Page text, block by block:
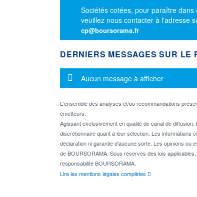
Sociétés cotées, pour paraître dans
veuillez nous contacter à l'adresse
cp@boursorama.fr
DERNIERS MESSAGES SUR LE
Message d'information
Aucun message à afficher
L'ensemble des analyses et/ou recommandations
émetteurs.
Agissant exclusivement en qualité de canal de
discrétionnaire quant à leur sélection. Les informations
déclaration ni garantie d'aucune sorte. Les opinions ou
de BOURSORAMA. Sous réserves des lois
responsabilité BOURSORAMA.
Lire les mentions légales complètes